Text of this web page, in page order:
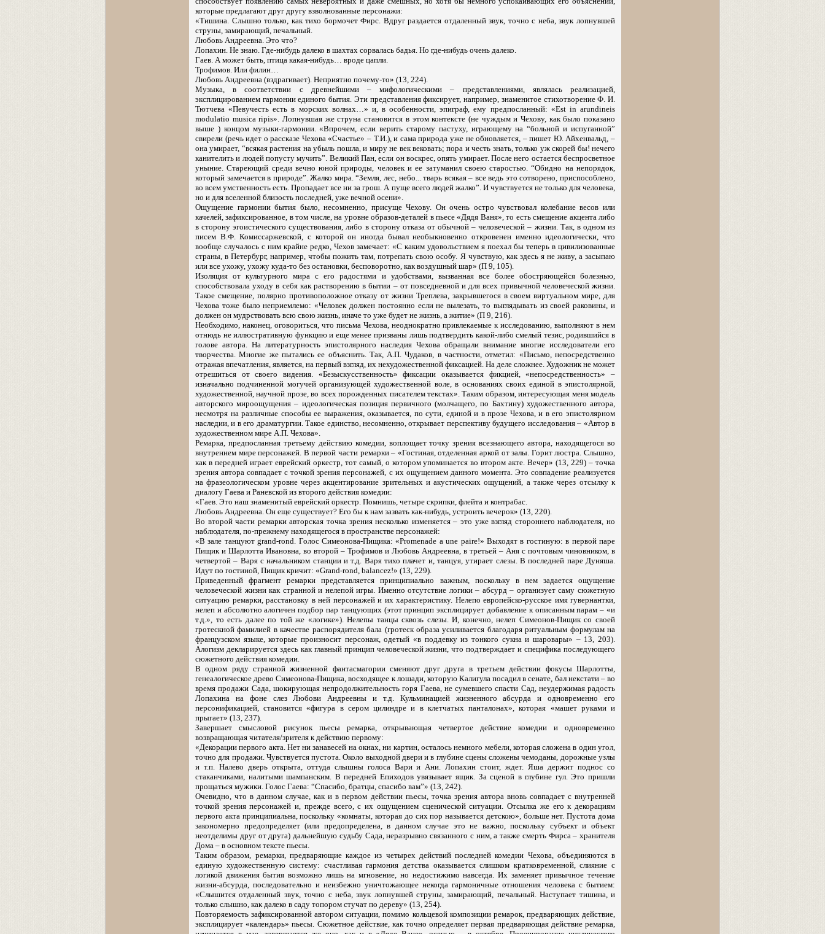
которые предлагают друг другу взволнованные персонажи:
«Тишина. Слышно только, как тихо бормочет Фирс. Вдруг раздается отдаленный звук, точно с неба, звук лопнувшей
струны, замирающий, печальный.
Любовь Андреевна. Это что?
Лопахин. Не знаю. Где-нибудь далеко в шахтах сорвалась бадья. Но где-нибудь очень далеко.
Гаев. А может быть, птица какая-нибудь… вроде цапли.
Трофимов. Или филин…
Любовь Андреевна (вздрагивает). Неприятно почему-то» (13, 224).
Музыка, в соответствии с древнейшими – мифологическими – представлениями, являлась реализацией,
эксплицированием гармонии единого бытия. Эти представления фиксирует, например, знаменитое стихотворение Ф. И.
Тютчева «Певучесть есть в морских волнах…» и, в особенности, эпиграф, ему предпосланный: «Est in arundineis
modulatio musica ripis». Лопнувшая же струна становится в этом контексте (не чуждым и Чехову, как было показано
выше ) концом музыки-гармонии. «Впрочем, если верить старому пастуху, играющему на “больной и испуганной”
свирели (речь идет о рассказе Чехова «Счастье» – Т.И.), и сама природа уже не обновляется, – пишет Ю. Айхенвальд, –
она умирает, “всякая растения на убыль пошла, и миру не век вековать; пора и честь знать, только уж скорей бы! нечего
канителить и людей попусту мучить”. Великий Пан, если он воскрес, опять умирает. После него остается беспросветное
уныние. Стареющий среди вечно юной природы, человек и ее затуманил своею старостью. “Обидно на непорядок,
который замечается в природе”. Жалко мира. “Земля, лес, небо... тварь всякая – все ведь это сотворено, приспособлено,
во всем умственность есть. Пропадает все ни за грош. А пуще всего людей жалко”. И чувствуется не только для человека,
но и для вселенной близость последней, уже вечной осени».
Ощущение гармонии бытия было, несомненно, присуще Чехову. Он очень остро чувствовал колебание весов или
качелей, зафиксированное, в том числе, на уровне образов-деталей в пьесе «Дядя Ваня», то есть смещение акцента либо
в сторону эгоистического существования, либо в сторону отказа от обычной – человеческой – жизни. Так, в одном из
писем В.Ф. Комиссаржевской, с которой он иногда бывал необыкновенно откровенен именно идеологически, что
вообще случалось с ним крайне редко, Чехов замечает: «С каким удовольствием я поехал бы теперь в цивилизованные
страны, в Петербург, например, чтобы пожить там, потрепать свою особу. Я чувствую, как здесь я не живу, а засыпаю
или все ухожу, ухожу куда-то без остановки, бесповоротно, как воздушный шар» (П 9, 105).
Изоляция от культурного мира с его радостями и удобствами, вызванная все более обостряющейся болезнью,
способствовала уходу в себя как растворению в бытии – от повседневной и для всех привычной человеческой жизни.
Такое смещение, полярно противоположное отказу от жизни Треплева, закрывшегося в своем виртуальном мире, для
Чехова тоже было неприемлемо: «Человек должен постоянно если не вылезать, то выглядывать из своей раковины, и
должен он мудрствовать всю свою жизнь, иначе то уже будет не жизнь, а житие» (П 9, 216).
Необходимо, наконец, оговориться, что письма Чехова, неоднократно привлекаемые к исследованию, выполняют в нем
отнюдь не иллюстративную функцию и еще менее призваны лишь подтвердить какой-либо смелый тезис, родившийся в
голове автора. На литературность эпистолярного наследия Чехова обращали внимание многие исследователи его
творчества. Многие же пытались ее объяснить. Так, А.П. Чудаков, в частности, отметил: «Письмо, непосредственно
отражая впечатления, является, на первый взгляд, их нехудожественной фиксацией. На деле сложнее. Художник не может
отрешиться от своего видения. «Безыскусственность» фиксации оказывается фикцией, «непосредственность» –
изначально подчиненной могучей организующей художественной воле, в основаниях своих единой в эпистолярной,
художественной, научной прозе, во всех порожденных писателем текстах». Таким образом, интересующая меня модель
авторского мироощущения – идеологическая позиция первичного (молчащего, по Бахтину) художественного автора,
несмотря на различные способы ее выражения, оказывается, по сути, единой и в прозе Чехова, и в его эпистолярном
наследии, и в его драматургии. Такое единство, несомненно, открывает перспективу будущего исследования – «Автор в
художественном мире А.П. Чехова».
Ремарка, предпосланная третьему действию комедии, воплощает точку зрения всезнающего автора, находящегося во
внутреннем мире персонажей. В первой части ремарки – «Гостиная, отделенная аркой от залы. Горит люстра. Слышно,
как в передней играет еврейский оркестр, тот самый, о котором упоминается во втором акте. Вечер» (13, 229) – точка
зрения автора совпадает с точкой зрения персонажей, с их ощущением данного момента. Это совпадение реализуется
на фразеологическом уровне через акцентирование зрительных и акустических ощущений, а также через отсылку к
диалогу Гаева и Раневской из второго действия комедии:
«Гаев. Это наш знаменитый еврейский оркестр. Помнишь, четыре скрипки, флейта и контрабас.
Любовь Андреевна. Он еще существует? Его бы к нам зазвать как-нибудь, устроить вечерок» (13, 220).
Во второй части ремарки авторская точка зрения несколько изменяется – это уже взгляд стороннего наблюдателя, но
наблюдателя, по-прежнему находящегося в пространстве персонажей:
«В зале танцуют grand-rond. Голос Симеонова-Пищика: «Promenade a une paire!» Выходят в гостиную: в первой паре
Пищик и Шарлотта Ивановна, во второй – Трофимов и Любовь Андреевна, в третьей – Аня с почтовым чиновником, в
четвертой – Варя с начальником станции и т.д. Варя тихо плачет и, танцуя, утирает слезы. В последней паре Дуняша.
Идут по гостиной, Пищик кричит: «Grand-rond, balancez!» (13, 229).
Приведенный фрагмент ремарки представляется принципиально важным, поскольку в нем задается ощущение
человеческой жизни как странной и нелепой игры. Именно отсутствие логики – абсурд – организует саму сюжетную
ситуацию ремарки, расстановку в ней персонажей и их характеристику. Нелепо европейско-русское имя гувернантки,
нелеп и абсолютно алогичен подбор пар танцующих (этот принцип эксплицирует добавление к описанным парам – «и
т.д.», то есть далее по той же «логике»). Нелепы танцы сквозь слезы. И, конечно, нелеп Симеонов-Пищик со своей
гротескной фамилией в качестве распорядителя бала (гротеск образа усиливается благодаря ритуальным формулам на
французском языке, которые произносит персонаж, одетый «в поддевку из тонкого сукна и шаровары» – 13, 203).
Алогизм декларируется здесь как главный принцип человеческой жизни, что подтверждает и специфика последующего
сюжетного действия комедии.
В одном ряду странной жизненной фантасмагории сменяют друг друга в третьем действии фокусы Шарлотты,
генеалогическое древо Симеонова-Пищика, восходящее к лошади, которую Калигула посадил в сенате, бал некстати – во
время продажи Сада, шокирующая непродолжительность горя Гаева, не сумевшего спасти Сад, неудержимая радость
Лопахина на фоне слез Любови Андреевны и т.д. Кульминацией жизненного абсурда и одновременно его
персонификацией, становится «фигура в сером цилиндре и в клетчатых панталонах», которая «машет руками и
прыгает» (13, 237).
Завершает смысловой рисунок пьесы ремарка, открывающая четвертое действие комедии и одновременно
возвращающая читателя/зрителя к действию первому:
«Декорации первого акта. Нет ни занавесей на окнах, ни картин, осталось немного мебели, которая сложена в один угол,
точно для продажи. Чувствуется пустота. Около выходной двери и в глубине сцены сложены чемоданы, дорожные узлы
и т.п. Налево дверь открыта, оттуда слышны голоса Вари и Ани. Лопахин стоит, ждет. Яша держит поднос со
стаканчиками, налитыми шампанским. В передней Епиходов увязывает ящик. За сценой в глубине гул. Это пришли
прощаться мужики. Голос Гаева: “Спасибо, братцы, спасибо вам”» (13, 242).
Очевидно, что в данном случае, как и в первом действии пьесы, точка зрения автора вновь совпадает с внутренней
точкой зрения персонажей и, прежде всего, с их ощущением сценической ситуации. Отсылка же его к декорациям
первого акта принципиальна, поскольку «комнаты, которая до сих пор называется детскою», больше нет. Пустота дома
закономерно предопределяет (или предопределена, в данном случае это не важно, поскольку субъект и объект
неотделимы друг от друга) дальнейшую судьбу Сада, неразрывно связанного с ним, а также смерть Фирса – хранителя
Дома – в основном тексте пьесы.
Таким образом, ремарки, предваряющие каждое из четырех действий последней комедии Чехова, объединяются в
единую художественную систему: счастливая гармония детства оказывается слишком кратковременной, слияние с
логикой движения бытия возможно лишь на мгновение, но недостижимо навсегда. Их заменяет привычное течение
жизни-абсурда, последовательно и неизбежно уничтожающее некогда гармоничные отношения человека с бытием:
«Слышится отдаленный звук, точно с неба, звук лопнувшей струны, замирающий, печальный. Наступает тишина, и
только слышно, как далеко в саду топором стучат по дереву» (13, 254).
Повторяемость зафиксированной автором ситуации, помимо кольцевой композиции ремарок, предваряющих действие,
эксплицирует «календарь» пьесы. Сюжетное действие, как точно определяет первая предваряющая действие ремарка,